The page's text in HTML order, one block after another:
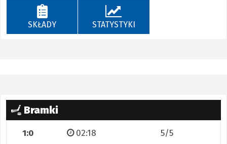
SKŁADY STATYSTYKI
Bramki
1:0
5/5
02:18